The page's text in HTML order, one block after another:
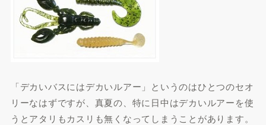
「デカいバスにはデカいルアー」というのはひとつのセオ
リーなはずですが、真夏の、特に日中はデカいルアーを使
うとアタリもカスリも無くなってしまうことがあります。